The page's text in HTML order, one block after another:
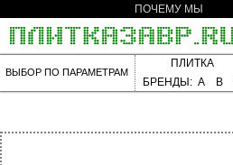
ПОЧЕМУ МЫ
ВЫБОР ПО ПАРАМЕТРАМ
ПЛИТКА
БРЕНДЫ: A B